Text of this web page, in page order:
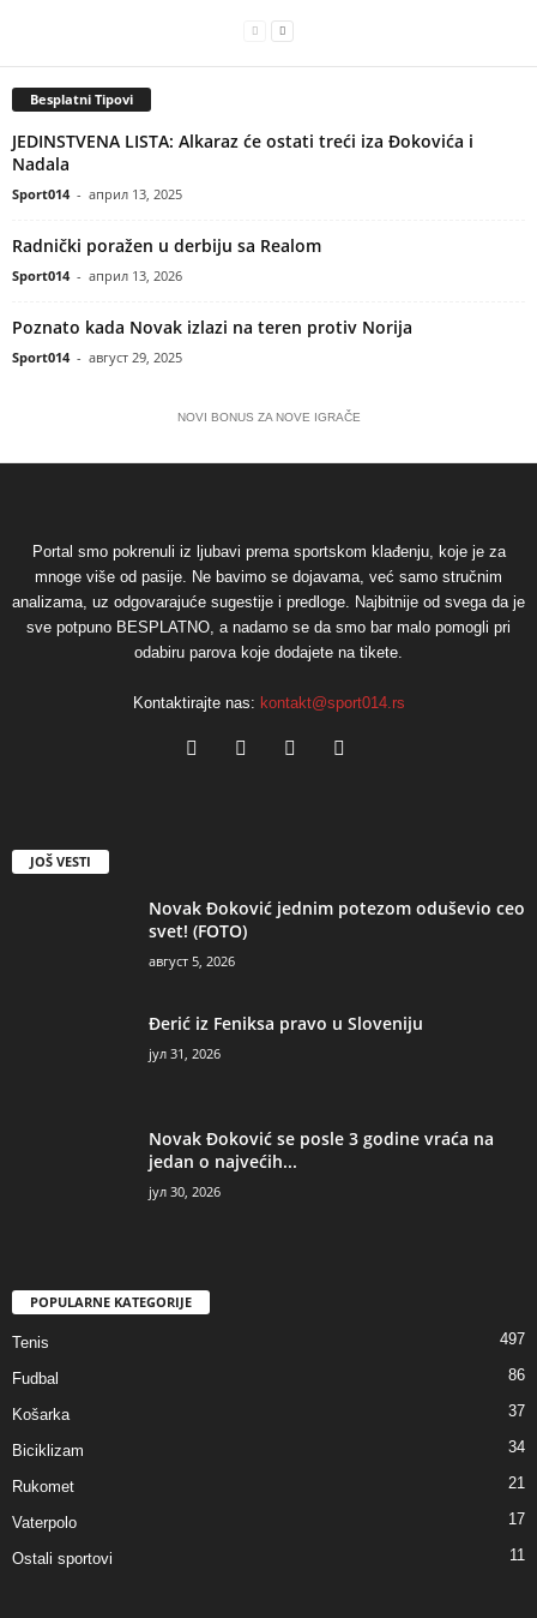
Besplatni Tipovi
JEDINSTVENA LISTA: Alkaraz će ostati treći iza Đokovića i
Nadala
Sport014 - април 13, 2025
Radnički poražen u derbiju sa Realom
Sport014 - април 13, 2026
Poznato kada Novak izlazi na teren protiv Norija
Sport014 - август 29, 2025
NOVI BONUS ZA NOVE IGRAČE
Portal smo pokrenuli iz ljubavi prema sportskom klađenju, koje je za
mnoge više od pasije. Ne bavimo se dojavama, već samo stručnim
analizama, uz odgovarajuće sugestije i predloge. Najbitnije od svega da je
sve potpuno BESPLATNO, a nadamo se da smo bar malo pomogli pri
odabiru parova koje dodajete na tikete.
Kontaktirajte nas: kontakt@sport014.rs
JOŠ VESTI
Novak Đoković jednim potezom oduševio ceo
svet! (FOTO)
август 5, 2026
Đerić iz Feniksa pravo u Sloveniju
јул 31, 2026
Novak Đoković se posle 3 godine vraća na
jedan o najvećih...
јул 30, 2026
POPULARNE KATEGORIJE
Tenis 497
Fudbal 86
Košarka 37
Biciklizam 34
Rukomet 21
Vaterpolo 17
Ostali sportovi 11